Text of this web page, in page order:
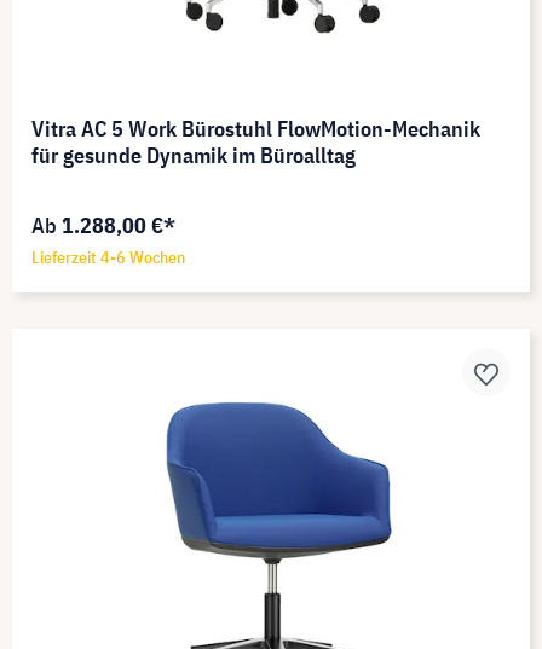
Vitra AC 5 Work Bürostuhl FlowMotion-Mechanik
für gesunde Dynamik im Büroalltag
Ab 1.288,00 €*
Lieferzeit 4-6 Wochen